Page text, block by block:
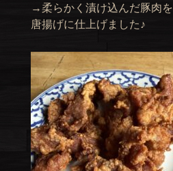
→柔らかく漬け込んだ豚肉
唐揚げに仕上げました♪